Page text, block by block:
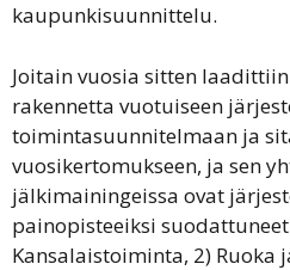
kaupunkisuunnittelu.
Joitain vuosia sitten
rakennetta vuotuiseen
toimintasuunnitelmaan ja
vuosikertomukseen, ja sen
jälkimainingeissa ovat
painopisteeiksi
Kansalaistoiminta, 2) Ruoka